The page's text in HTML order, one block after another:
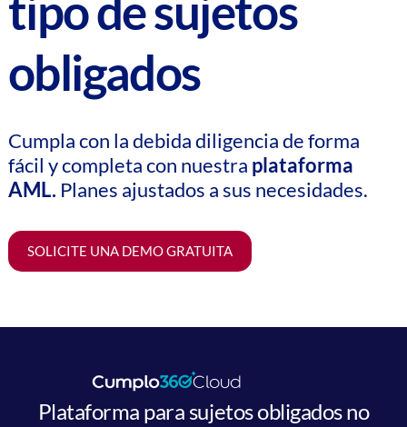
tipo de sujetos
obligados
Cumpla con la debida diligencia de forma
fácil y completa con nuestra plataforma
AML. Planes ajustados a sus necesidades.
SOLICITE UNA DEMO GRATUITA
Plataforma para sujetos obligados no